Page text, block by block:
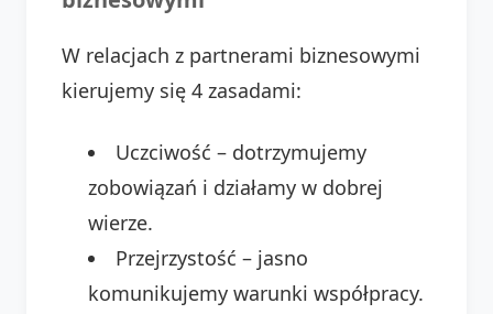
W relacjach z partnerami biznesowymi
kierujemy się 4 zasadami:
Uczciwość – dotrzymujemy
zobowiązań i działamy w dobrej
wierze.
Przejrzystość – jasno
komunikujemy warunki współpracy.